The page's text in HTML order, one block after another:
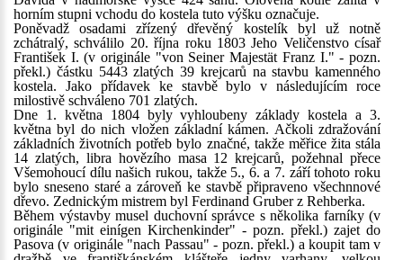
horním stupni vchodu do kostela tuto výšku označuje.
Poněvadž osadami zřízený dřevěný kostelík byl už notně
zchátralý, schválilo 20. října roku 1803 Jeho Veličenstvo císař
František I. (v originále "von Seiner Majestät Franz I." - pozn.
překl.) částku 5443 zlatých 39 krejcarů na stavbu kamenného
kostela. Jako přídavek ke stavbě bylo v následujícím roce
milostivě schváleno 701 zlatých.
Dne 1. května 1804 byly vyhloubeny základy kostela a 3.
května byl do nich vložen základní kámen. Ačkoli zdražování
základních životních potřeb bylo značné, takže měřice žita stála
14 zlatých, libra hovězího masa 12 krejcarů, požehnal přece
Všemohoucí dílu našich rukou, takže 5., 6. a 7. září tohoto roku
bylo sneseno staré a zároveň ke stavbě připraveno všechnnové
dřevo. Zednickým mistrem byl Ferdinand Gruber z Rehberka.
Během výstavby musel duchovní správce s několika farníky (v
originále "mit einígen Kirchenkinder" - pozn. překl.) zajet do
Pasova (v originále "nach Passau" - pozn. překl.) a koupit tam v